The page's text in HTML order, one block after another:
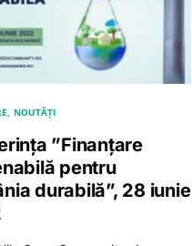
NOUTĂȚI
”Finanțare
pentru
durabilă”, 28 iunie